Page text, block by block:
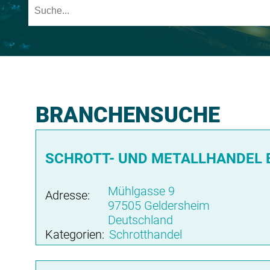
BRANCHENSUCHE
SCHROTT- UND METALLHANDEL
Adresse:
Mühlgasse 9
97505 Geldersheim
Deutschland
Kategorien: Schrotthandel